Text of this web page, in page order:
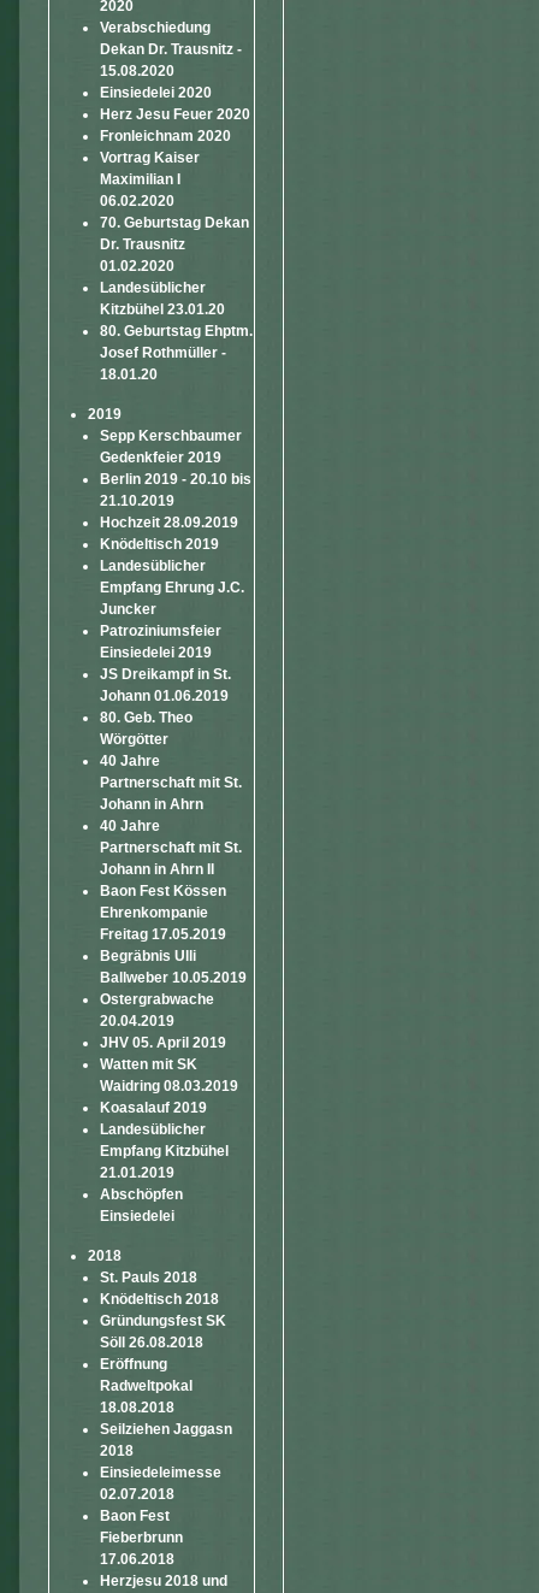
2020
Verabschiedung
Dekan Dr. Trausnitz -
15.08.2020
Einsiedelei 2020
Herz Jesu Feuer 2020
Fronleichnam 2020
Vortrag Kaiser
Maximilian I
06.02.2020
70. Geburtstag Dekan
Dr. Trausnitz
01.02.2020
Landesüblicher
Kitzbühel 23.01.20
80. Geburtstag Ehptm.
Josef Rothmüller -
18.01.20
2019
Sepp Kerschbaumer
Gedenkfeier 2019
Berlin 2019 - 20.10 bis
21.10.2019
Hochzeit 28.09.2019
Knödeltisch 2019
Landesüblicher
Empfang Ehrung J.C.
Juncker
Patroziniumsfeier
Einsiedelei 2019
JS Dreikampf in St.
Johann 01.06.2019
80. Geb. Theo
Wörgötter
40 Jahre
Partnerschaft mit St.
Johann in Ahrn
40 Jahre
Partnerschaft mit St.
Johann in Ahrn II
Baon Fest Kössen
Ehrenkompanie
Freitag 17.05.2019
Begräbnis Ulli
Ballweber 10.05.2019
Ostergrabwache
20.04.2019
JHV 05. April 2019
Watten mit SK
Waidring 08.03.2019
Koasalauf 2019
Landesüblicher
Empfang Kitzbühel
21.01.2019
Abschöpfen
Einsiedelei
2018
St. Pauls 2018
Knödeltisch 2018
Gründungsfest SK
Söll 26.08.2018
Eröffnung
Radweltpokal
18.08.2018
Seilziehen Jaggasn
2018
Einsiedeleimesse
02.07.2018
Baon Fest
Fieberbrunn
17.06.2018
Herzjesu 2018 und